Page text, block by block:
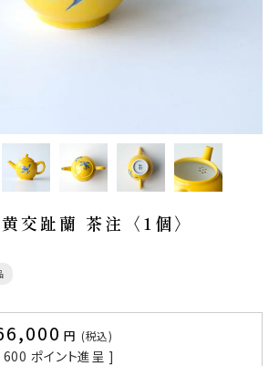
交趾蘭 茶注〈1個〉
税込
600 ポイント進呈 ]